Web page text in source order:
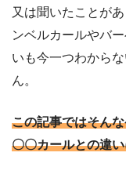
又は聞いたことが
ンベルカールやバ
いも今一つわから
ん。
この記事ではそん
〇〇カールとの違